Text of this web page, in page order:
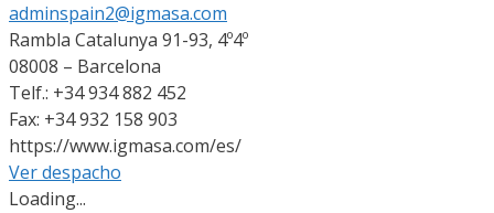
adminspain2@igmasa.com
Rambla Catalunya 91-93, 4º4º
08008 – Barcelona
Telf.: +34 934 882 452
Fax: +34 932 158 903
https://www.igmasa.com/es/
Ver despacho
Loading...